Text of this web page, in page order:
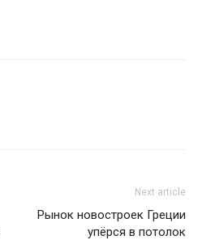
Next article
Рынок новостроек Греции
упёрся в потолок